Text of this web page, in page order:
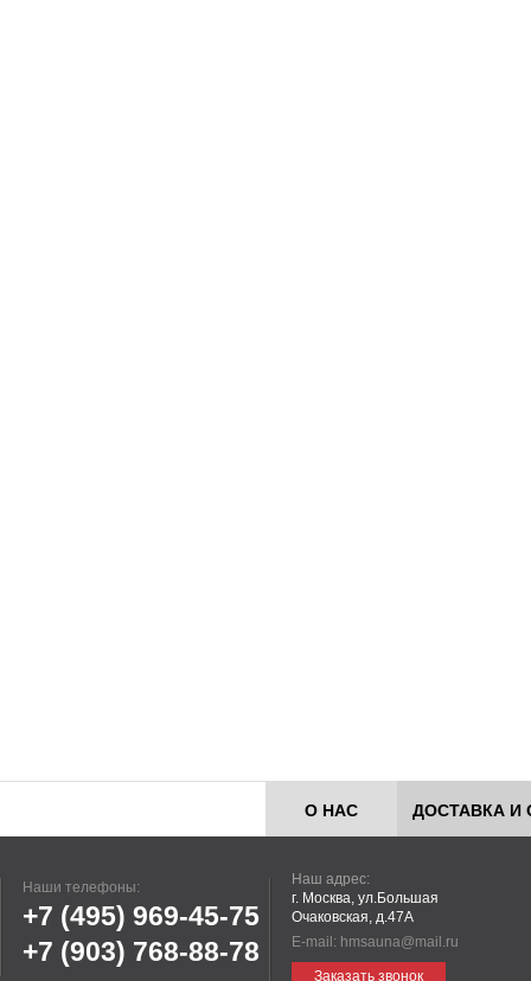
О НАС ДОСТАВКА И
Наши телефоны:
+7 (495) 969-45-75
+7 (903) 768-88-78
Наш адрес:
г. Москва, ул.Большая
Очаковская, д.47А
E-mail: hmsauna@mail.ru
Заказать звонок